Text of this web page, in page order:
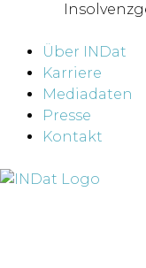
Über INDat
Karriere
Mediadaten
Presse
Kontakt